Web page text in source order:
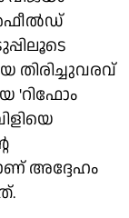
തിരിച്ചുവരവ്
'റിഫോം
അദ്ദേഹം